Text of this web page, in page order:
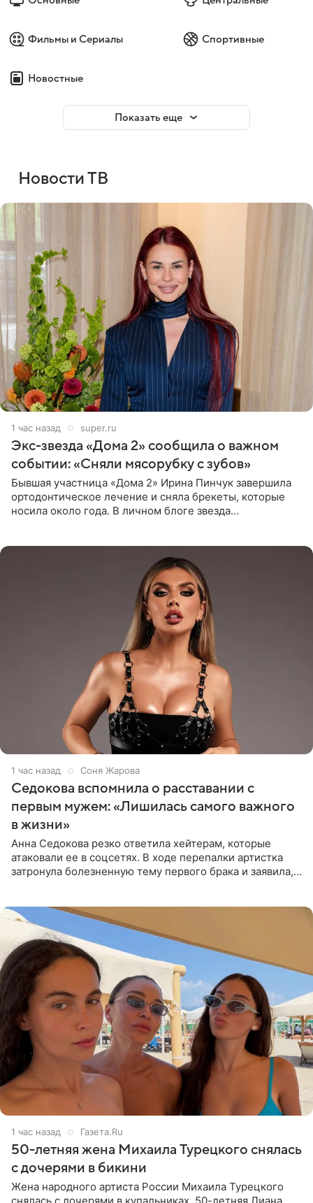
Фильмы и Сериалы Спортивные
Новостные
Показать еще
Новости ТВ
1 час назад super.ru
Экс-звезда «Дома 2» сообщила о важном
событии: «Сняли мясорубку с зубов»
Бывшая участница «Дома 2» Ирина Пинчук завершила
ортодонтическое лечение и сняла брекеты, которые
носила около года. В личном блоге звезда
1 час назад Соня Жарова
Седокова вспомнила о расставании с
первым мужем: «Лишилась самого важного
в жизни»
Анна Седокова резко ответила хейтерам, которые
атаковали ее в соцсетях. В ходе перепалки артистка
затронула болезненную тему первого брака и заявила,
1 час назад Газета.Ru
50-летняя жена Михаила Турецкого снялась
с дочерями в бикини
Жена народного артиста России Михаила Турецкого